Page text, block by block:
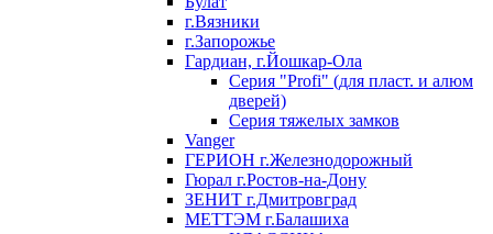
г.Вязники
г.Запорожье
Гардиан, г.Йошкар-Ола
Серия "Profi" (для пласт. и алюм
дверей)
Серия тяжелых замков
Vanger
ГЕРИОН г.Железнодорожный
Гюрал г.Ростов-на-Дону
ЗЕНИТ г.Дмитровград
МЕТТЭМ г.Балашиха